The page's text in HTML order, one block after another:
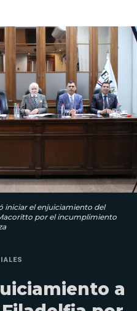
iniciar el enjuiciamiento del
por el incumplimiento
a